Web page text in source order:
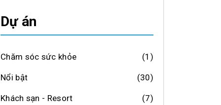
Dự án
Chăm sóc sức khỏe (1)
Nổi bật (30)
Khách sạn - Resort (7)